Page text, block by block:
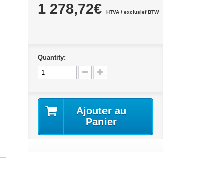
1 278,72€ HTVA / exclusief BTW
Quantity:
Ajouter au
Panier